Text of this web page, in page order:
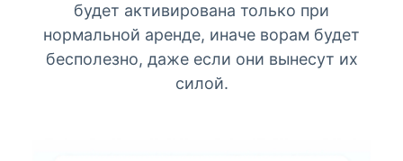
будет активирована только при
нормальной аренде, иначе ворам будет
бесполезно, даже если они вынесут их
силой.